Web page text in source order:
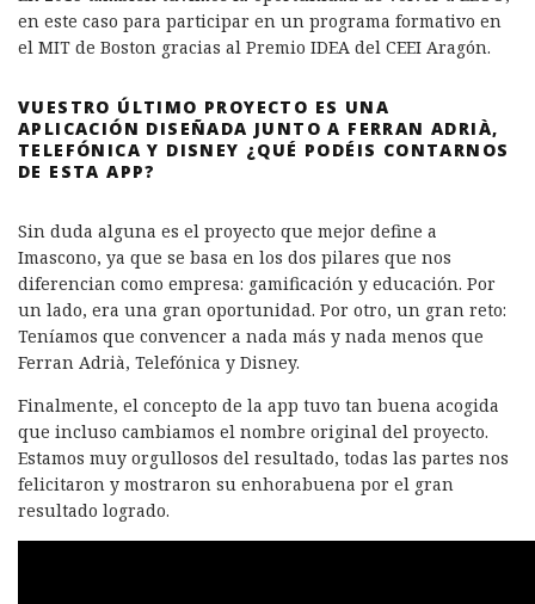
en este caso para participar en un programa formativo en
el MIT de Boston gracias al Premio IDEA del CEEI Aragón.
VUESTRO ÚLTIMO PROYECTO ES UNA
APLICACIÓN DISEÑADA JUNTO A FERRAN ADRIÀ,
TELEFÓNICA Y DISNEY ¿QUÉ PODÉIS CONTARNOS
DE ESTA APP?
Sin duda alguna es el proyecto que mejor define a
Imascono, ya que se basa en los dos pilares que nos
diferencian como empresa: gamificación y educación. Por
un lado, era una gran oportunidad. Por otro, un gran reto:
Teníamos que convencer a nada más y nada menos que
Ferran Adrià, Telefónica y Disney.
Finalmente, el concepto de la app tuvo tan buena acogida
que incluso cambiamos el nombre original del proyecto.
Estamos muy orgullosos del resultado, todas las partes nos
felicitaron y mostraron su enhorabuena por el gran
resultado logrado.